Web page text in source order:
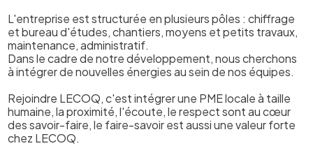
L'entreprise est structurée en plusieurs pôles : chiffrage
et bureau d'études, chantiers, moyens et petits travaux,
maintenance, administratif.
Dans le cadre de notre développement, nous cherchons
à intégrer de nouvelles énergies au sein de nos équipes.
Rejoindre LECOQ, c'est intégrer une PME locale à taille
humaine, la proximité, l'écoute, le respect sont au cœur
des savoir-faire, le faire-savoir est aussi une valeur forte
chez LECOQ.